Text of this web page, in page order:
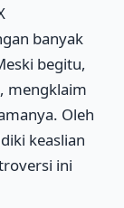
banyak
begitu,
mengklaim
Oleh
keaslian
ini